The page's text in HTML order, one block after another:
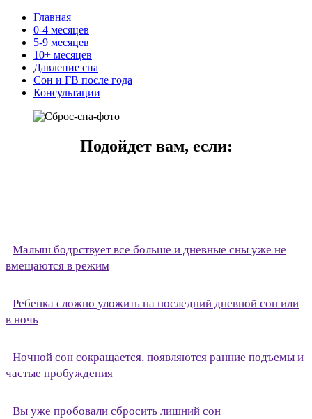
Главная
0-4 месяцев
5-9 месяцев
10+ месяцев
Давление сна
Сон и ГВ после года
Консультации
Подойдет вам, если:
Малыш бодрствует все больше и дневные сны уже не
вмещаются в режим
Ребенка сложно уложить на последний дневной сон или
в ночь
Ночной сон сокращается, появляются ранние подъемы и
частые пробуждения
Вы уже пробовали сбросить лишний сон